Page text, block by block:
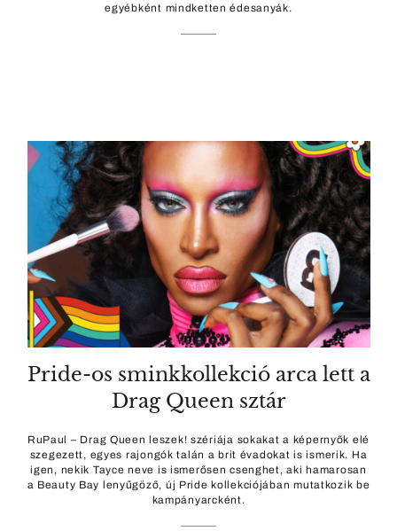
egyébként mindketten édesanyák.
Pride-os sminkkollekció arca lett a
Drag Queen sztár
RuPaul – Drag Queen leszek! szériája sokakat a képernyők elé
szegezett, egyes rajongók talán a brit évadokat is ismerik. Ha
igen, nekik Tayce neve is ismerősen csenghet, aki hamarosan
a Beauty Bay lenyűgöző, új Pride kollekciójában mutatkozik be
kampányarcként.